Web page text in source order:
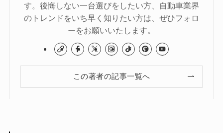
す。後悔しない一台選びをしたい方、自動車業界
のトレンドをいち早く知りたい方は、ぜひフォロ
ーをお願いいたします。
この著者の記事一覧へ